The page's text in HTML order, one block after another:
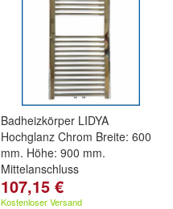
Badheizkörper LIDYA
Hochglanz Chrom Breite: 600
mm. Höhe: 900 mm.
Mittelanschluss
107,15 €
Kostenloser Versand